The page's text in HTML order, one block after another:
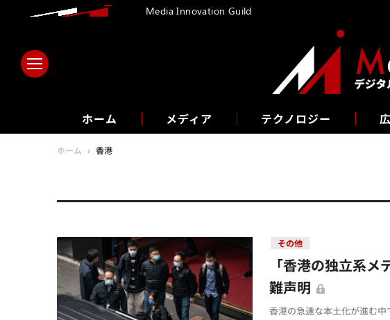
ホーム メディア テクノロジー
ホーム › 香港
その他
「香港の独立系
難声明
香港の急速な本土化が進む
Media Innovation Guild